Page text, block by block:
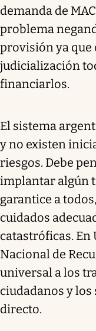
demanda de
problema
provisión ya que
judicialización
financiarlos.
El sistema
y no existen
riesgos. Debe
implantar algún
garantice a
cuidados
catastróficas. En
Nacional de
universal a los
ciudadanos y
directo.